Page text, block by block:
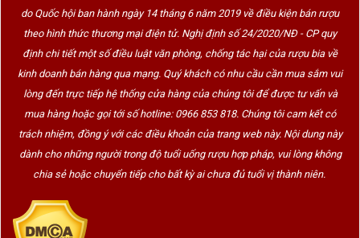
do Quốc hội ban hành ngày 14 tháng 6 năm 2019 về điều kiện bán rượu
theo hình thức thương mại điện tử. Nghị định số 24/2020/NĐ - CP quy
định chi tiết một số điều luật văn phòng, chống tác hại của rượu bia về
kinh doanh bán hàng qua mạng. Quý khách có nhu cầu cần mua sắm vui
lòng đến trực tiếp hệ thống cửa hàng của chúng tôi để được tư vấn và
mua hàng hoặc gọi tới số hotline: 0966 853 818. Chúng tôi cam kết có
trách nhiệm, đồng ý với các điều khoản của trang web này. Nội dung này
dành cho những người trong độ tuổi uống rượu hợp pháp, vui lòng không
chia sẻ hoặc chuyển tiếp cho bất kỳ ai chưa đủ tuổi vị thành niên.